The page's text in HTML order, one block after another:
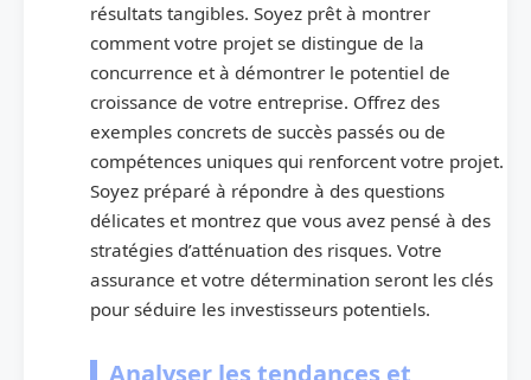
résultats tangibles. Soyez prêt à montrer
comment votre projet se distingue de la
concurrence et à démontrer le potentiel de
croissance de votre entreprise. Offrez des
exemples concrets de succès passés ou de
compétences uniques qui renforcent votre projet.
Soyez préparé à répondre à des questions
délicates et montrez que vous avez pensé à des
stratégies d’atténuation des risques. Votre
assurance et votre détermination seront les clés
pour séduire les investisseurs potentiels.